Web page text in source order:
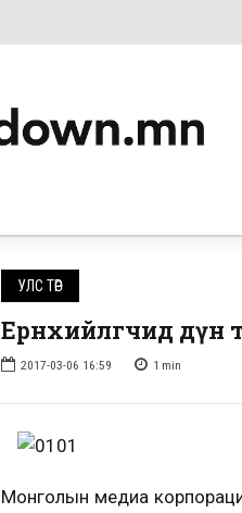
УЛС ТӨР
Ерөнхийлөгчид дүн
2017-03-06 16:59 1 min
Монголын медиа